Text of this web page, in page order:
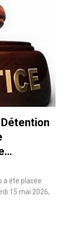
Détention
a été placée
15 mai 2026,